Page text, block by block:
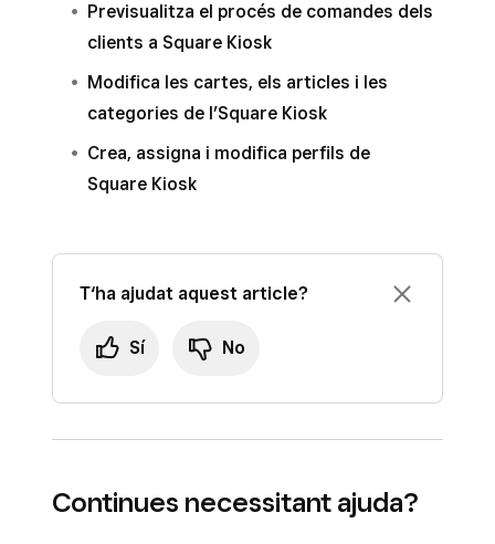
Previsualitza el procés de comandes dels
clients a Square Kiosk
Modifica les cartes, els articles i les
categories de l’Square Kiosk
Crea, assigna i modifica perfils de
Square Kiosk
T‘ha ajudat aquest article?
Sí No
Continues necessitant ajuda?